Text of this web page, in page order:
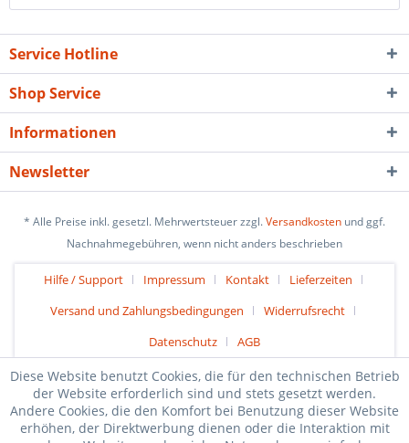
Service Hotline
Shop Service
Informationen
Newsletter
* Alle Preise inkl. gesetzl. Mehrwertsteuer zzgl.Versandkosten und ggf.
Nachnahmegebühren, wenn nicht anders beschrieben
Hilfe / Support Impressum Kontakt
Lieferzeiten
Versand und Zahlungsbedingungen
Widerrufsrecht
Datenschutz
AGB
Diese Website benutzt Cookies, die für den technischen Betrieb
der Website erforderlich sind und stets gesetzt werden.
Andere Cookies, die den Komfort bei Benutzung dieser Website
erhöhen, der Direktwerbung dienen oder die Interaktion mit